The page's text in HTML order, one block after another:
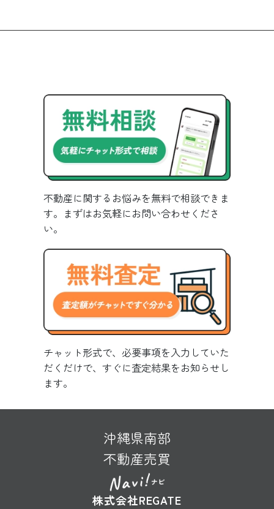
不動産に関するお悩みを無料で相談できま
す。まずはお気軽にお問い合わせくださ
い。
チャット形式で、必要事項を入力していた
だくだけで、すぐに査定結果をお知らせし
ます。
沖縄県南部
不動産売買
株式会社REGATE